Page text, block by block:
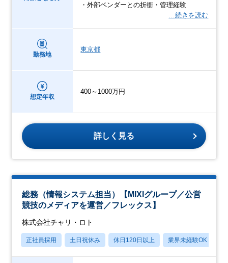
・外部ベンダーとの折衝・管理経験
…続きを読む
勤務地
東京都
想定年収
400～1000万円
詳しく見る
総務（情報システム担当）【MIXIグループ／公営
競技のメディアを運営／フレックス】
株式会社チャリ・ロト
正社員採用 土日祝休み 休日120日以上 業界未経験OK